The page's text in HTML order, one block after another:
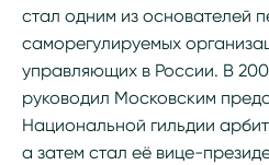
стал одним из основателей
саморегулируемых
управляющих в России. В
руководил Московским
Национальной гильдии
а затем стал её вице-